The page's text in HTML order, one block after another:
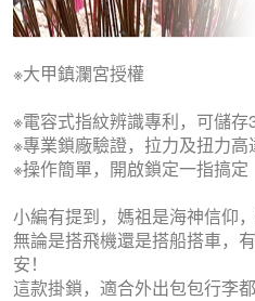
※大甲鎮瀾宮授權
※電容式指紋辨識專利，可儲存
※專業鎖廠驗證，拉力及扭力高
※操作簡單，開啟鎖定一指搞定
小編有提到，媽祖是海神信仰，
無論是搭飛機還是搭船搭車，
安！
這款掛鎖，適合外出包包行李